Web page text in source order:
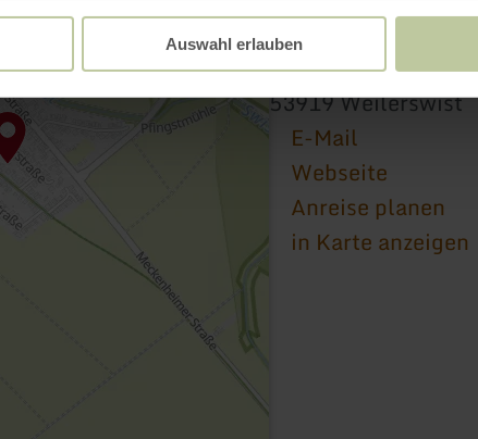
Auswahl erlaubenMGV "Eintracht"
Pfingstmühlenweg
53919 Weilerswist
E-Mail
Webseite
Anreise planen
in Karte anzeigen